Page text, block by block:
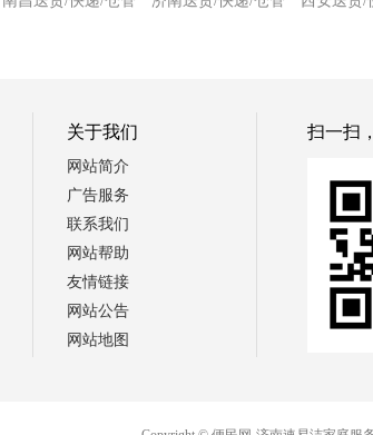
关于我们
网站简介
广告服务
联系我们
网站帮助
友情链接
网站公告
网站地图
扫一扫